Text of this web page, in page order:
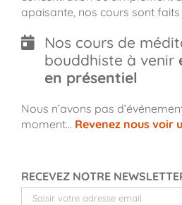
apaisante, nos cours sont
Nos cours de
bouddhiste à venir
en présentiel
Nous n’avons pas
moment… Revenez nous voir
RECEVEZ NOTRE